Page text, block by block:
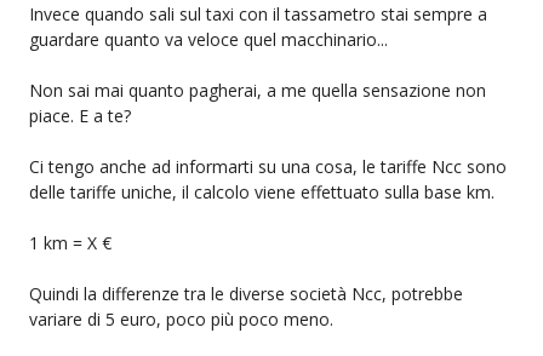
Invece quando sali sul taxi con il tassametro stai sempre a
guardare quanto va veloce quel macchinario...
Non sai mai quanto pagherai, a me quella sensazione non
piace. E a te?
Ci tengo anche ad informarti su una cosa, le tariffe Ncc sono
delle tariffe uniche, il calcolo viene effettuato sulla base km.
1 km = X €
Quindi la differenze tra le diverse società Ncc, potrebbe
variare di 5 euro, poco più poco meno.